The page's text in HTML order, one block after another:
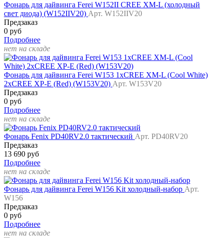
Фонарь для дайвинга Ferei W152II CREE XM-L (холодный
свет диода) (W152IIV20) Арт. W152IIV20
Предзаказ
0 руб
Подробнее
нет на складе
Фонарь для дайвинга Ferei W153 1хCREE XM-L (Cool White)
2xCREE XP-E (Red) (W153V20) Арт. W153V20
Предзаказ
0 руб
Подробнее
нет на складе
Фонарь Fenix PD40RV2.0 тактический Арт. PD40RV20
Предзаказ
13 690 руб
Подробнее
нет на складе
Фонарь для дайвинга Ferei W156 Kit холодный-набор Арт.
W156
Предзаказ
0 руб
Подробнее
нет на складе